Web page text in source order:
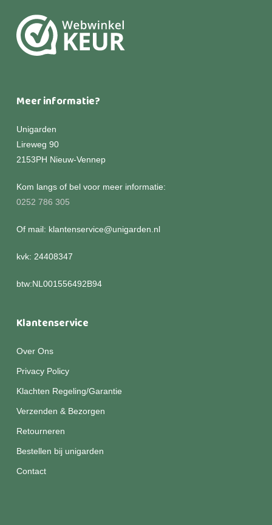
Meer informatie?
Unigarden
Lireweg 90
2153PH Nieuw-Vennep
Kom langs of bel voor meer informatie:
0252 786 305
Of mail: klantenservice@unigarden.nl
kvk: 24408347
btw:NL001556492B94
Klantenservice
Over Ons
Privacy Policy
Klachten Regeling/Garantie
Verzenden & Bezorgen
Retourneren
Bestellen bij unigarden
Contact